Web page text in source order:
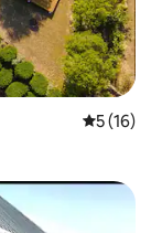
Průměrné
5 (16)